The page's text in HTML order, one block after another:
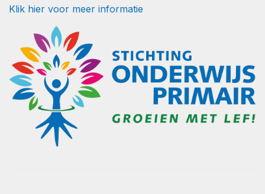
Klik hier voor meer informatie